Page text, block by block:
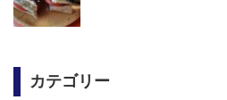
カテゴリー